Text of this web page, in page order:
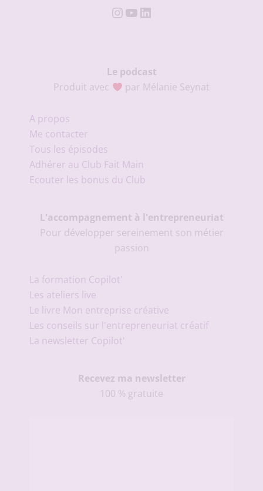
Instagram
YouTube
LinkedIn
Le podcast
Produit avec
par Mélanie Seynat
A propos
Me contacter
Tous les épisodes
Adhérer au Club Fait Main
Ecouter les bonus du Club
L'accompagnement à l'entrepreneuriat
Pour développer sereinement son métier
passion
La formation Copilot'
Les ateliers live
Le livre Mon entreprise créative
Les conseils sur l'entrepreneuriat créatif
La newsletter Copilot'
Recevez ma newsletter
100 % gratuite